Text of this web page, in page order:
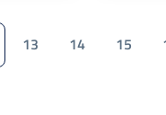
13 14 15